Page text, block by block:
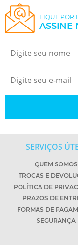
FIQUE POR
ASSINE
SERVIÇOS
QUEM SOMOS
TROCAS E
POLÍTICA DE
PRAZOS DE
FORMAS DE
SEGURANÇA